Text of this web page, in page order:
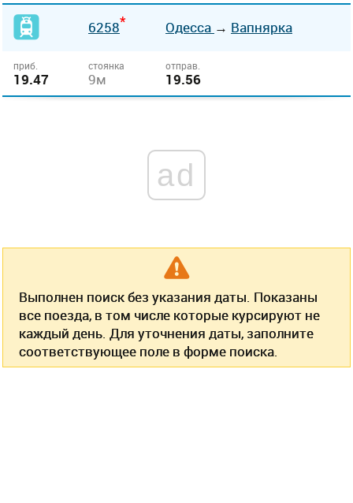
6258* Одесса → Вапнярка
приб.
19.47
стоянка
9м
отправ.
19.56
ad
Выполнен поиск без указания даты. Показаны
все поезда, в том числе которые курсируют не
каждый день. Для уточнения даты, заполните
соответствующее поле в форме поиска.